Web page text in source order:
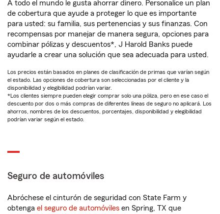
A todo el mundo le gusta ahorrar dinero. Personalice un plan
de cobertura que ayude a proteger lo que es importante
para usted: su familia, sus pertenencias y sus finanzas. Con
recompensas por manejar de manera segura, opciones para
combinar pólizas y descuentos*, J Harold Banks puede
ayudarle a crear una solución que sea adecuada para usted.
Los precios están basados en planes de clasificación de primas que varían según
el estado. Las opciones de cobertura son seleccionadas por el cliente y la
disponibilidad y elegibilidad podrían variar.
*Los clientes siempre pueden elegir comprar solo una póliza, pero en ese caso el
descuento por dos o más compras de diferentes líneas de seguro no aplicará. Los
ahorros, nombres de los descuentos, porcentajes, disponibilidad y elegibilidad
podrían variar según el estado.
Seguro de automóviles
Abróchese el cinturón de seguridad con State Farm y
obtenga el seguro de automóviles en Spring, TX que